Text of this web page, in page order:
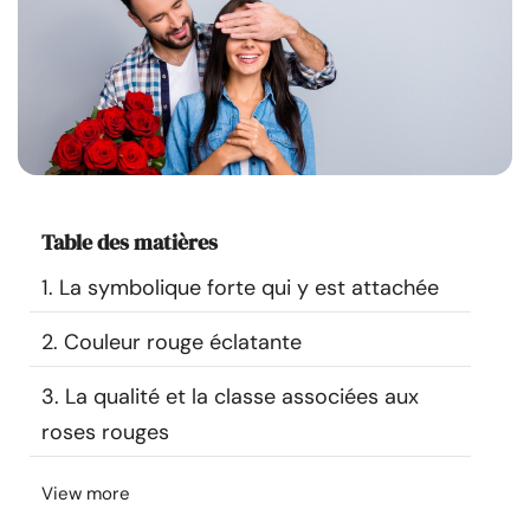
Ressources
Trouver un thérapeute
Langue
À propos de nous Contact
Table des matières
1. La symbolique forte qui y est attachée
2. Couleur rouge éclatante
3. La qualité et la classe associées aux
roses rouges
View more